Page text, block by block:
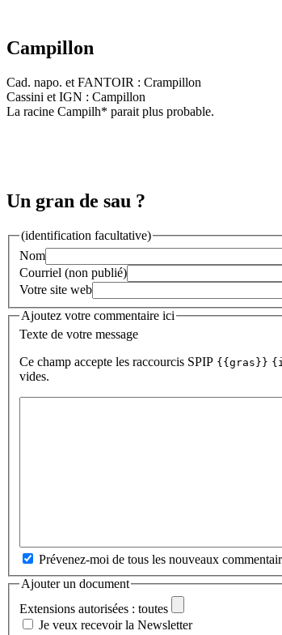
Campillon
Cad. napo. et FANTOIR : Crampillon
Cassini et IGN : Campillon
La racine Campilh* parait plus probable.
Un gran de sau ?
(identification facultative)
Nom
Courriel (non publié)
Votre site web
Ajoutez votre commentaire ici
Texte de votre message
Ce champ accepte les raccourcis SPIP {{gras}}
vides.
Prévenez-moi de tous les nouveaux
Ajouter un document
Extensions autorisées : toutes
Je veux recevoir la Newsletter